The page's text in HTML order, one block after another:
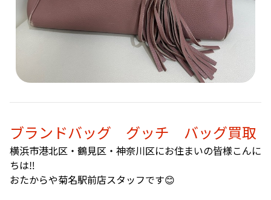
ブランドバッグ グッチ バッグ買取
横浜市港北区・鶴見区・神奈川区にお住まいの皆様こんに
ちは‼️
おたからや菊名駅前店スタッフです😊